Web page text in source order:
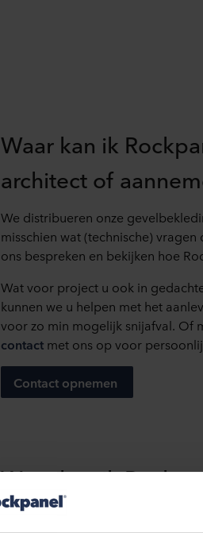
Waar kan ik
architect of
We distribueren onze
misschien wat (technische)
ons bespreken en bekijken hoe
Wat voor project u ook in
kunnen we u helpen met het
voor zo min mogelijk snijafval. Of
contact met ons op voor
Contact opnemen
Waar kan ik
particulier?